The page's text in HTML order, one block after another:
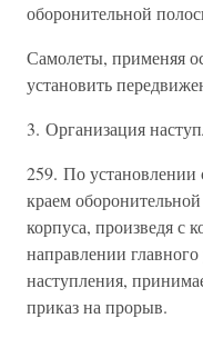
оборонительной
Самолеты, применяя
установить
3. Организация
259. По установлении
краем
корпуса, произведя с
направлении
наступления,
приказ на прорыв.